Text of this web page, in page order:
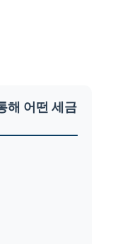
해 어떤 세금